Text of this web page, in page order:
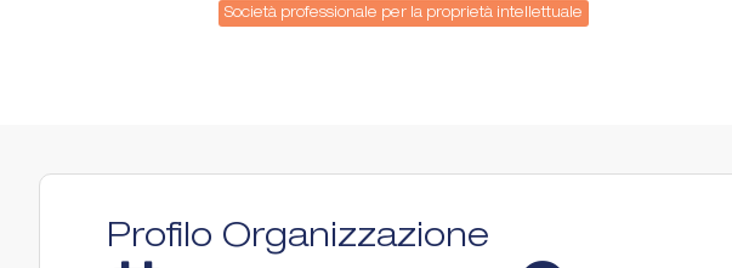
Società professionale per la proprietà intellettuale
Profilo Organizzazione